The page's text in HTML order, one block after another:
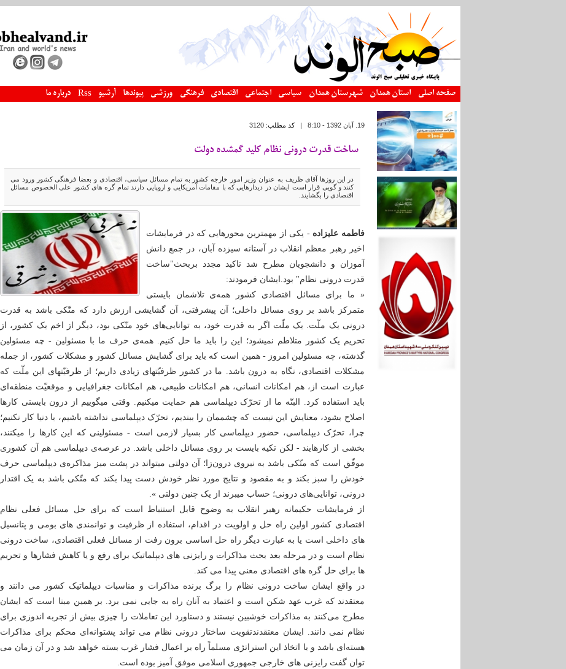
صفحه اصلی استان همدان شهرستان همدان سیاسی اجتماعی اقتصادی فرهنگی ورزشی پیوندها آرشیو Rss درباره ما
19. آبان 1392 - 8:10 |کد مطلب:3120
ساخت قدرت درونی نظام کلید گمشده دولت
در این روزها آقای ظریف به عنوان وزیر امور خارجه کشور به تمام مسائل سیاسی، اقتصادی و بعضا فرهنگی کشور ورود می
کنند و گویی قرار است ایشان در دیدارهایی که با مقامات آمریکایی و اروپایی دارند تمام گره های کشور علی الخصوص مسائل
اقتصادی را بگشایند.
فاطمه علیزاده - یکی از مهمترین محورهایی که در فرمایشات
اخیر رهبر معظم انقلاب در آستانه سیزده آبان، در جمع دانش
آموزان و دانشجویان مطرح شد تاکید مجدد بربحث"ساخت
قدرت درونی نظام" بود.ایشان فرمودند:
« ما براى مسائل اقتصادى کشور همه‌ى تلاشمان بایستى
متمرکز باشد بر روى مسائل داخلى؛ آن پیشرفتى، آن گشایشى ارزش دارد که متّکى باشد به قدرت
درونى یک ملّت. یک ملّت اگر به قدرت خود، به توانایى‌هاى خود متّکى بود، دیگر از اخم یک کشور، از
تحریم یک کشور متلاطم نمیشود؛ این را باید ما حل کنیم. همه‌ى حرف ما با مسئولین - چه مسئولین
گذشته، چه مسئولین امروز - همین است که باید براى گشایش مسائل کشور و مشکلات کشور، از جمله
مشکلات اقتصادى، نگاه به درون باشد. ما در کشور ظرفیّتهاى زیادى داریم؛ از ظرفیّتهاى این ملّت که
عبارت است از، هم امکانات انسانى، هم امکانات طبیعى، هم امکانات جغرافیایى و موقعیّت منطقه‌اى
باید استفاده کرد. البتّه ما از تحرّک دیپلماسى هم حمایت میکنیم. وقتى میگوییم از درون بایستى کارها
اصلاح بشود، معنایش این نیست که چشممان را ببندیم، تحرّک دیپلماسى نداشته باشیم، با دنیا کار نکنیم؛
چرا، تحرّک دیپلماسى، حضور دیپلماسى کار بسیار لازمى است - مسئولینى که این کارها را میکنند،
بخشى از کارهایند - لکن تکیه بایست بر روى مسائل داخلى باشد. در عرصه‌ى دیپلماسى هم آن کشورى
موفّق است که متّکى باشد به نیروى درون‌زا؛ آن دولتى میتواند در پشت میز مذاکره‌ى دیپلماسى حرف
خودش را سبز بکند و به مقصود و نتایج مورد نظر خودش دست پیدا بکند که متّکى باشد به یک اقتدار
درونى، توانایى‌هاى درونى؛ حساب میبرند از یک چنین دولتى ».
از فرمایشات حکیمانه رهبر انقلاب به وضوح قابل استنباط است که برای حل مسائل فعلی نظام
اقتصادی کشور اولین راه حل و اولویت در اقدام، استفاده از ظرفیت و توانمندی های بومی و پتانسیل
های داخلی است یا به عبارت دیگر راه حل اساسی برون رفت از مسائل فعلی اقتصادی، ساخت درونی
نظام است و در مرحله بعد بحث مذاکرات و رایزنی های دیپلماتیک برای رفع و یا کاهش فشارها و تحریم
ها برای حل گره های اقتصادی معنی پیدا می کند.
در واقع ایشان ساخت درونی نظام را برگ برنده مذاکرات و مناسبات دیپلماتیک کشور می دانند و
معتقدند که غرب عهد شکن است و اعتماد به آنان راه به جایی نمی برد. بر همین مبنا است که ایشان
مطرح می‌کنند به مذاکرات خوشبین نیستند و دستاورد این تعاملات را چیزی بیش از تجربه اندوزی برای
نظام نمی دانند. ایشان معتقدندتقویت ساختار درونی نظام می تواند پشتوانه‌ای محکم برای مذاکرات
هسته‌ای باشد و با اتخاذ این استراتژی مسلماً راه بر اعمال فشار غرب بسته خواهد شد و در آن زمان می
توان گفت رایزنی های خارجی جمهوری اسلامی موفق آمیز بوده است.